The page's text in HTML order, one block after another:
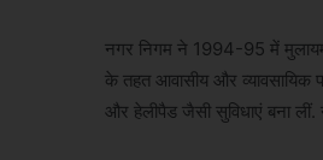
नगर निगम ने 1994-95 में
के तहत आवासीय और व्यावसायिक
और हेलीपैड जैसी सुविधाएं बना